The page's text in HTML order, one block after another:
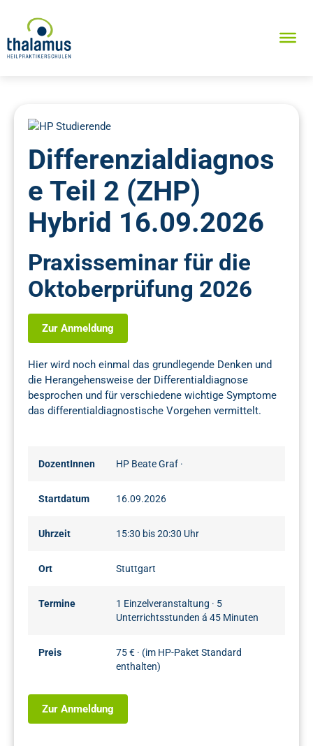
Differenzialdiagnos
e Teil 2 (ZHP)
Hybrid 16.09.2026
Praxisseminar für die
Oktoberprüfung 2026
Zur Anmeldung
Hier wird noch einmal das grundlegende Denken und
die Herangehensweise der Differentialdiagnose
besprochen und für verschiedene wichtige Symptome
das differentialdiagnostische Vorgehen vermittelt.
DozentInnen HP Beate Graf ·
Startdatum 16.09.2026
Uhrzeit 15:30 bis 20:30 Uhr
Ort Stuttgart
Termine
1 Einzelveranstaltung · 5
Unterrichtsstunden á 45 Minuten
Preis
75 € · (im HP-Paket Standard
enthalten)
Zur Anmeldung